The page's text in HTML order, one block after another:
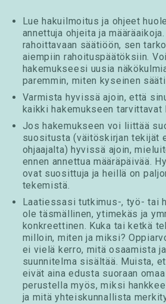
Lue hakuilmoitus ja ohjeet
annettuja ohjeita ja
rahoittavaan säätiöön, sen
aiempiin rahoituspäätöksiin.
hakemukseesi uusia
paremmin, miten kyseinen
Varmista hyvissä ajoin, että
kaikki hakemukseen
Jos hakemukseen voi liittää
suositusta (väitöskirjan tekijät
ohjaajalta) hyvissä ajoin,
ennen annettua määräpäivää.
ovat suosittuja ja heillä on
tekemistä.
Laatiessasi tutkimus-, työ- tai
ole täsmällinen, ytimekäs ja
konkreettinen. Kuka tai ketkä
milloin, miten ja miksi?
ei vielä kerro, mitä osaamista
suunnitelma sisältää. Muista,
eivät aina edusta suoraan
perustella myös, miksi
ja mitä yhteiskunnallista